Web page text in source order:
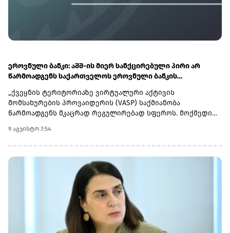
ეროვნული ბანკი: აშშ-ის მიერ სანქცირებული პირი არ
წარმოადგენს საქართველოს ეროვნული ბანკის
„ქვეყნის ტერიტორიაზე ვირტუალური აქტივის
მომსახურების პროვაიდერის (VASP) საქმიანობა
წარმოადგენს მკაცრად რეგულირებად სფეროს. მოქმედი
რომელიც ახორციელებს ამ ტიპის საქმიანობას, უნდა
გაიაროს სავალდებულო რეგისტრაცია საქართველოს
ეროვნულ ბანკში.ხაზგასმით აღვნიშნავთ, რომ აშშ-ის
სახაზინო დეპარტამენტის უცხოური აქტივების
კონტროლის ოფისის (OFAC) მიერ სანქცირებულ სუბიექტს -
შპს „შელბითს“ (SHPS SHELBIT) - ვირტუალური აქტივის
მომსახურების პროვაიდერად რეგისტრაციის თაობაზე
საქართველოს ეროვნული ბანკისთვის არ მოუმართავს და
შესაბამისად ის არ წარმოადგენს სებ-ის მიერ
რეგულირებულ სუბიექტს.ამასთან, სამეწარმეო რეესტრის
9 აგვისტო 7:54